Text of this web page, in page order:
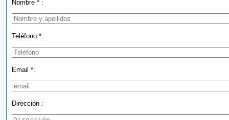
Nombre * :
Teléfono * :
Email *:
Dirección :